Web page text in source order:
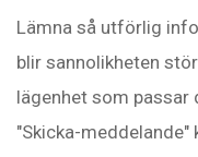
Lämna så utförlig
blir sannolikheten
lägenhet som passar
"Skicka-